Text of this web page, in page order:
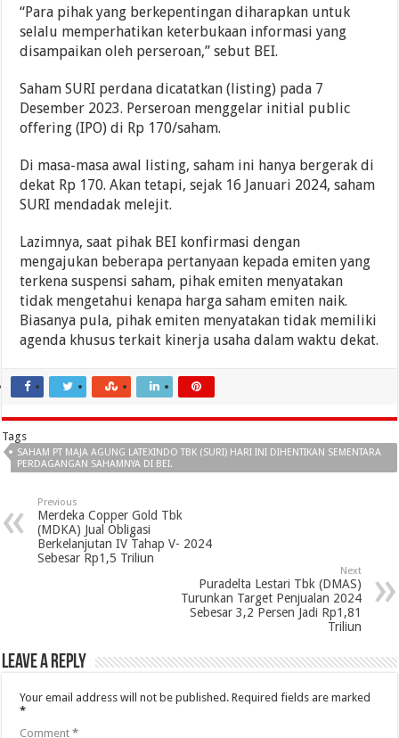
“Para pihak yang berkepentingan diharapkan untuk
selalu memperhatikan keterbukaan informasi yang
disampaikan oleh perseroan,” sebut BEI.
Saham SURI perdana dicatatkan (listing) pada 7
Desember 2023. Perseroan menggelar initial public
offering (IPO) di Rp 170/saham.
Di masa-masa awal listing, saham ini hanya bergerak di
dekat Rp 170. Akan tetapi, sejak 16 Januari 2024, saham
SURI mendadak melejit.
Lazimnya, saat pihak BEI konfirmasi dengan
mengajukan beberapa pertanyaan kepada emiten yang
terkena suspensi saham, pihak emiten menyatakan
tidak mengetahui kenapa harga saham emiten naik.
Biasanya pula, pihak emiten menyatakan tidak memiliki
agenda khusus terkait kinerja usaha dalam waktu dekat.
Tags
SAHAM PT MAJA AGUNG LATEXINDO TBK (SURI) HARI INI DIHENTIKAN SEMENTARA
PERDAGANGAN SAHAMNYA DI BEI.
Previous
Merdeka Copper Gold Tbk
(MDKA) Jual Obligasi
Berkelanjutan IV Tahap V- 2024
Sebesar Rp1,5 Triliun
Next
Puradelta Lestari Tbk (DMAS)
Turunkan Target Penjualan 2024
Sebesar 3,2 Persen Jadi Rp1,81
Triliun
Leave a Reply
Your email address will not be published. Required fields are marked
*
Comment*